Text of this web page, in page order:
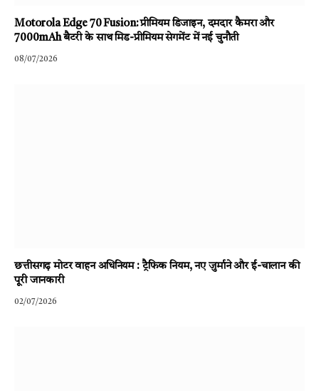
Motorola Edge 70 Fusion: प्रीमियम डिजाइन, दमदार कैमरा और
7000mAh बैटरी के साथ मिड-प्रीमियम सेगमेंट में नई चुनौती
08/07/2026
छत्तीसगढ़ मोटर वाहन अधिनियम : ट्रैफिक नियम, नए जुर्माने और ई-चालान की
पूरी जानकारी
02/07/2026